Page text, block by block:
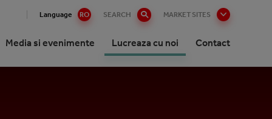
Language RO SEARCH MARKET SITES
Media si evenimente Lucreaza cu noi Contact